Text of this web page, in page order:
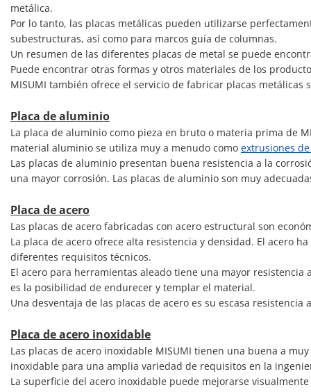
metálica.
Por lo tanto, las placas metálicas pueden utilizarse
subestructuras, así como para marcos guía de columnas.
Un resumen de las diferentes placas de metal se puede
Puede encontrar otras formas y otros materiales de los
MISUMI también ofrece el servicio de fabricar placas metálicas
Placa de aluminio
La placa de aluminio como pieza en bruto o materia prima de
material aluminio se utiliza muy a menudo como extrusiones
Las placas de aluminio presentan buena resistencia a la
una mayor corrosión. Las placas de aluminio son muy
Placa de acero
Las placas de acero fabricadas con acero estructural son
La placa de acero ofrece alta resistencia y densidad. El acero
diferentes requisitos técnicos.
El acero para herramientas aleado tiene una mayor
es la posibilidad de endurecer y templar el material.
Una desventaja de las placas de acero es su escasa
Placa de acero inoxidable
Las placas de acero inoxidable MISUMI tienen una buena a
inoxidable para una amplia variedad de requisitos en la
La superficie del acero inoxidable puede mejorarse